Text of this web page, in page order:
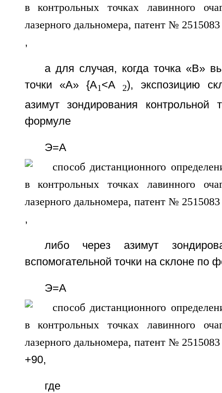
,
а для случая, когда точка «В»
точки «А» {А1<А2), экспозицию
азимут зондирования контрольной
формуле
Э=А
,
либо через азимут
вспомогательной точки на склоне по
Э=А
+90,
где